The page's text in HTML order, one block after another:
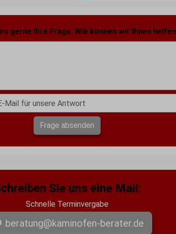
gerne Ihre Frage. Wie können wir Ihnen
Frage absenden
Sie uns eine Mail:
Schnelle Terminvergabe
beratung@kaminofen-berater.de